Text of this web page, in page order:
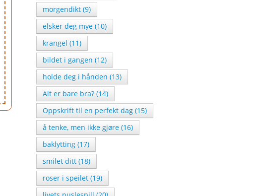
morgendikt (9)
elsker deg mye (10)
krangel (11)
bildet i gangen (12)
holde deg i hånden (13)
Alt er bare bra? (14)
Oppskrift til en perfekt dag (15)
å tenke, men ikke gjøre (16)
baklytting (17)
smilet ditt (18)
roser i speilet (19)